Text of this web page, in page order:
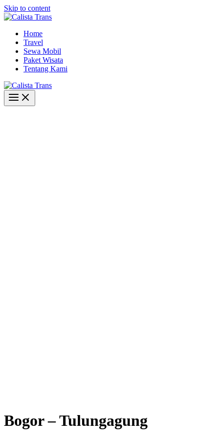
Skip to content
Home
Travel
Sewa Mobil
Paket Wisata
Tentang Kami
Bogor – Tulungagung